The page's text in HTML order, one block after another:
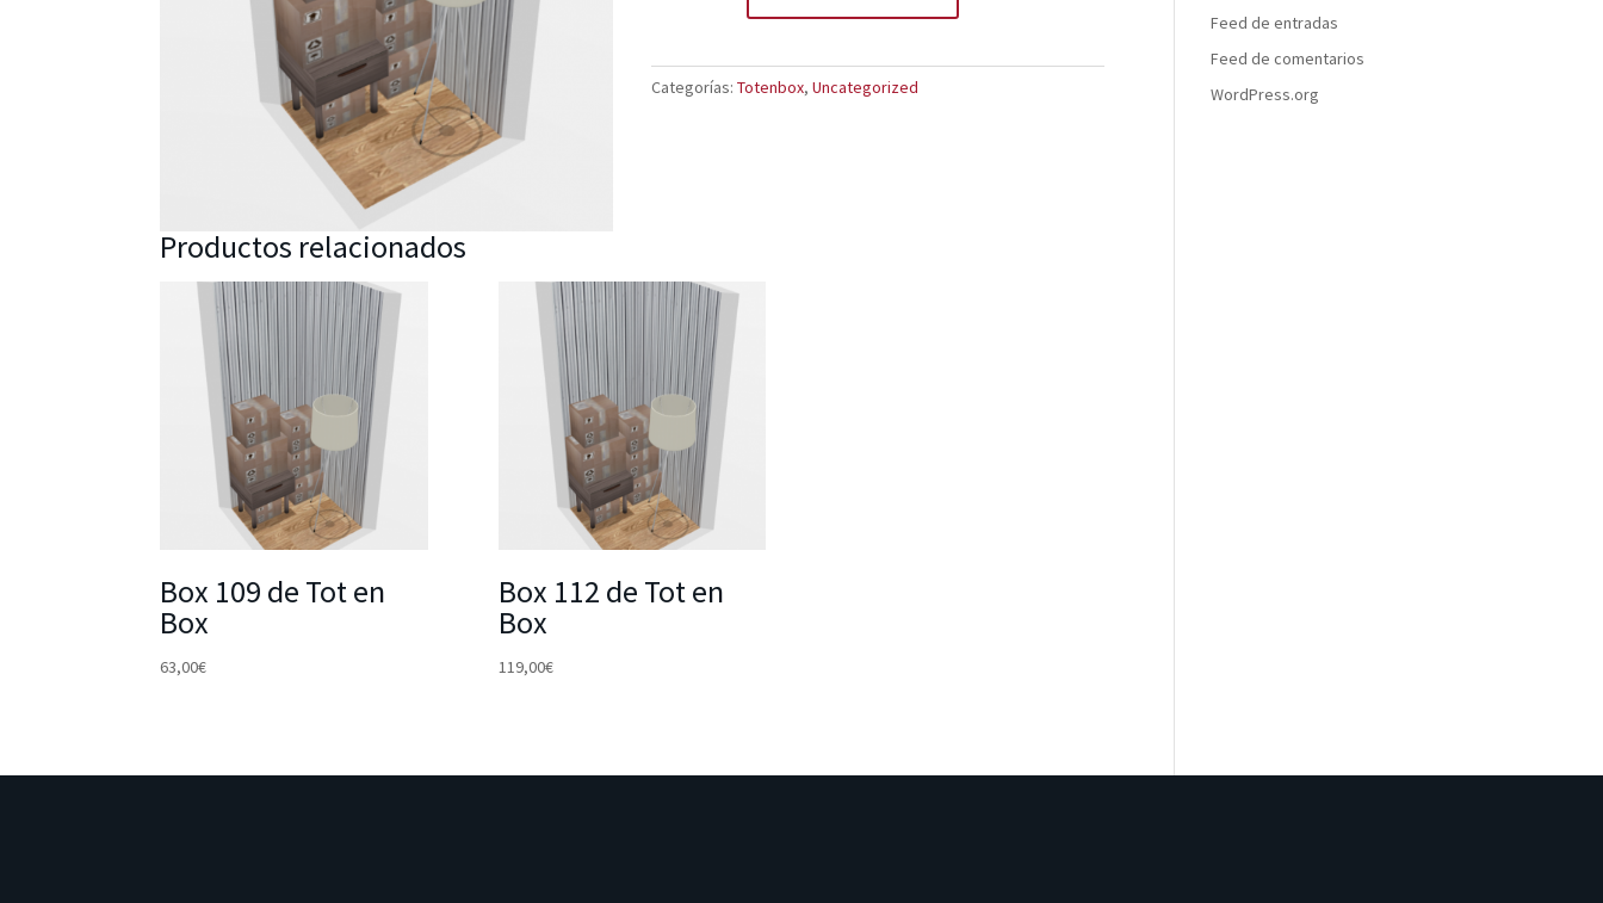
en
Categorías:Totenbox,Uncategorized
Productos relacionados
Box 109 de Tot en
Box
63,00€
Box 112 de Tot en
Box
119,00€
Feed de entradas
Feed de comentarios
WordPress.org